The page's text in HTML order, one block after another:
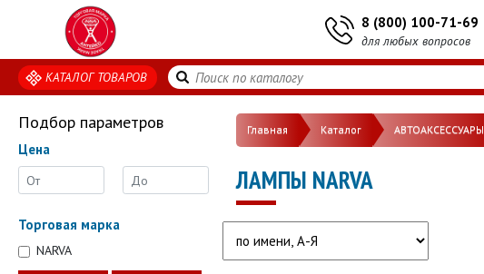
8 (800) 100-71-69
для любых вопросов
КАТАЛОГ ТОВАРОВ
Подбор параметров
Цена
Торговая марка
NARVA
Главная Каталог АВТОАКСЕССУАРЫ
ЛАМПЫ NARVA